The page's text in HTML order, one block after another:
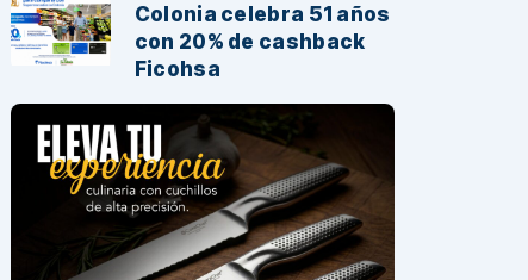
Colonia celebra 51 años
con 20% de cashback
Ficohsa